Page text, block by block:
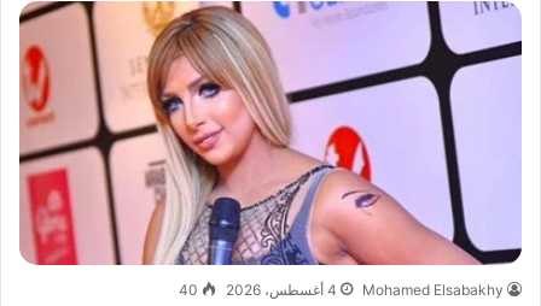
Mohamed Elsabakhy 4 أغسطس، 2026 40